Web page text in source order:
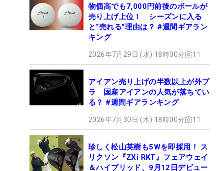
物価高でも7,000円前後のボールが
売り上げ上位！ シーズンに入る
と“売れる”理由は？ #週間ギアラン
キング
2026年7月29日 (水) 18時00分 11
アイアン売り上げの半数以上が外ブ
ラ 国産アイアンの人気が落ちてい
る？ #週間ギアランキング
2026年7月30日 (木) 18時00分 11
珍しく松山英樹も5Wを即採用！ ス
リクソン『ZXi RKT』フェアウェイ
＆ハイブリッド、9月12日デビュー